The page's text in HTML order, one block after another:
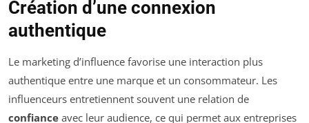
Création d’une connexion
authentique
Le marketing d’influence favorise une interaction plus
authentique entre une marque et un consommateur. Les
influenceurs entretiennent souvent une relation de
confiance avec leur audience, ce qui permet aux entreprises